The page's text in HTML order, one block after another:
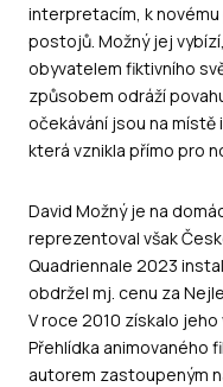
interpretacím, k
postojů. Možný jej
obyvatelem fiktivního
způsobem odráží
očekávání jsou na místě
která vznikla přímo pro
David Možný je na
reprezentoval však
Quadriennale 2023
obdržel mj. cenu za
V roce 2010 získalo jeho
Přehlídka animovaného
autorem zastoupeným